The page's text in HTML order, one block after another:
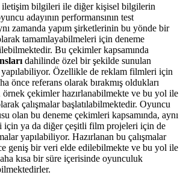
iletişim bilgileri ile diğer kişisel bilgilerin
adayının performansının test
zamanda yapım şirketlerinin bu yönde bir
tamamlayabilmeleri için deneme
Bu çekimler kapsamında
dahilinde özel bir şekilde sunulan
yapılabiliyor. Özellikle de reklam filmleri için
önce referans olarak bırakmış oldukları
örnek çekimler hazırlanabilmekte ve bu yol ile
çalışmalar başlatılabilmektedir. Oyuncu
olan bu deneme çekimleri kapsamında, aynı
için ya da diğer çeşitli film projeleri için de
yapılabiliyor. Hazırlanan bu çalışmalar
geniş bir veri elde edilebilmekte ve bu yol ile
kısa bir süre içerisinde oyunculuk